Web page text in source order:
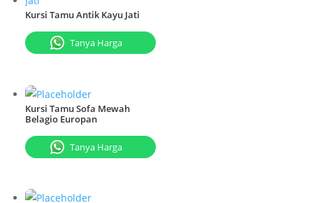
Kursi Tamu Antik Kayu Jati
Tanya Harga
Kursi Tamu Sofa Mewah
Belagio Europan
Tanya Harga